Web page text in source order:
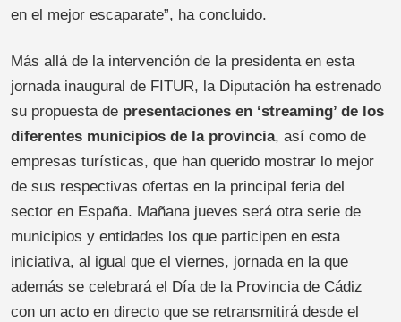
en el mejor escaparate”, ha concluido.
Más allá de la intervención de la presidenta en esta
jornada inaugural de FITUR, la Diputación ha estrenado
su propuesta de presentaciones en ‘streaming’ de los
diferentes municipios de la provincia, así como de
empresas turísticas, que han querido mostrar lo mejor
de sus respectivas ofertas en la principal feria del
sector en España. Mañana jueves será otra serie de
municipios y entidades los que participen en esta
iniciativa, al igual que el viernes, jornada en la que
además se celebrará el Día de la Provincia de Cádiz
con un acto en directo que se retransmitirá desde el